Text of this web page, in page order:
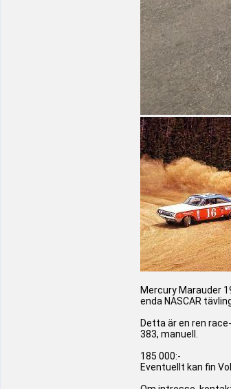
Mercury Marauder
enda NASCAR
Detta är en ren
383, manuell.
185 000:-
Eventuellt kan fin